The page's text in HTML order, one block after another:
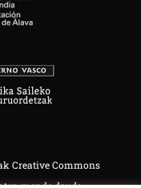
Creative Commons